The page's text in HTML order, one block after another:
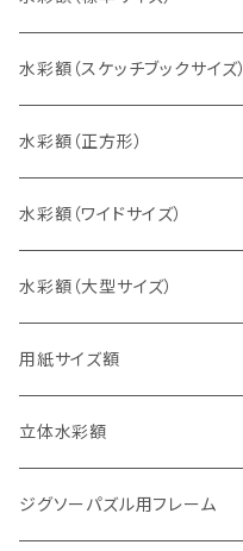
インチ判（203×254ミリ）
八切判（242×303ミリ）
太子判（288×379ミリ）
四切判（348×424ミリ）
大衣判（394×509ミリ）
半切判（424×545ミリ）
三三判（455×606ミリ）
水彩額（スケッチブックサイズ）
スケッチ4Ｆ（352×443ミリ）
スケッチ6Ｆ（458×550ミリ）
スケッチ8Ｆ（520×595ミリ）
スケッチ10Ｆ（595×670ミリ）
水彩額（正方形）
10cm正方形（100×100ミリ）
15cm正方形（150×150ミリ）
20cm正方形（200×200ミリ）
25cm正方形（250×250ミリ）
30cm正方形（300×300ミリ）
水彩額（ワイドサイズ）
15×30cm
20×40cm
25×50cm
30×60cm
水彩額（大型サイズ）
大判（660×850ミリ）
MO判（693×893ミリ）
特全判（780×1050ミリ）
用紙サイズ額
B5判（182×257ミリ）
A4判（210×297ミリ）
立体水彩額
インチ判（203×254ミリ）
ジグソーパズル用フレーム